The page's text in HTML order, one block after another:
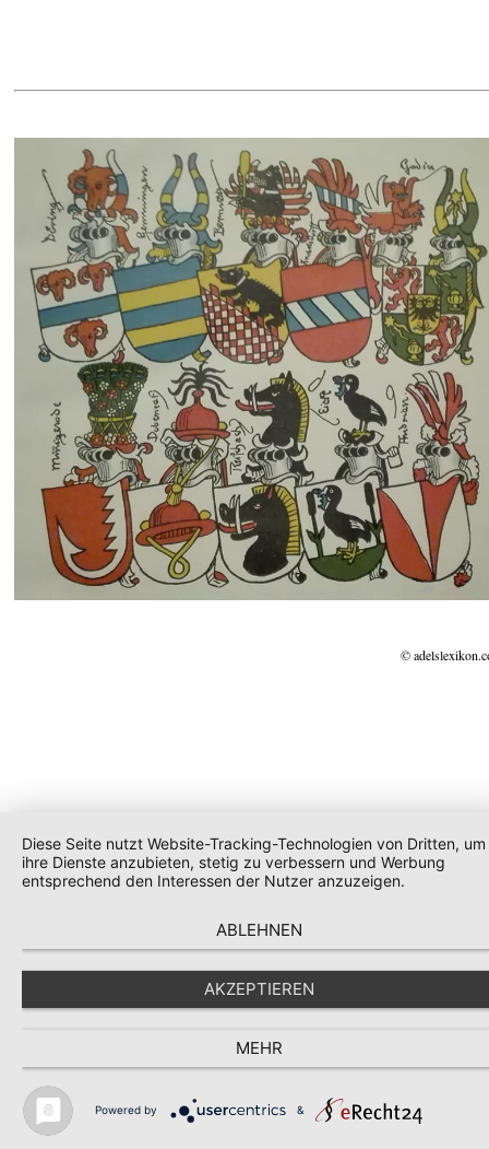
©
Diese Seite nutzt Website-Tracking-Technologien von Dritten, um
ihre Dienste anzubieten, stetig zu verbessern und Werbung
entsprechend den Interessen der Nutzer anzuzeigen.
ABLEHNEN
AKZEPTIEREN
MEHR
Powered by &